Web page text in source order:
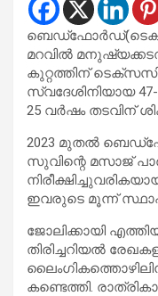
മറവിൽ
കുറ്റത്തിന്
സ്വദേശിനിയായ
25 വർഷം തടവിന്
2023 മുതൽ
സുവിന്റെ മസാജ്
ഇവരുടെ മൂന്ന്
ജോലിക്കായി
തിരിച്ചറിയൽ
കണ്ടെത്തി.